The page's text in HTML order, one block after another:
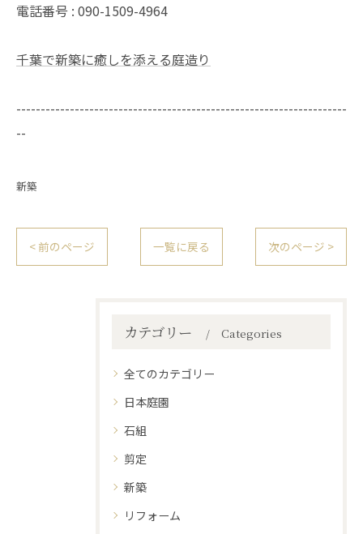
電話番号 : 090-1509-4964
千葉で新築に癒しを添える庭造り
--------------------------------------------------------------------
--
新築
< 前のページ 一覧に戻る 次のページ >
カテゴリー Categories
全てのカテゴリー
日本庭園
石組
剪定
新築
リフォーム